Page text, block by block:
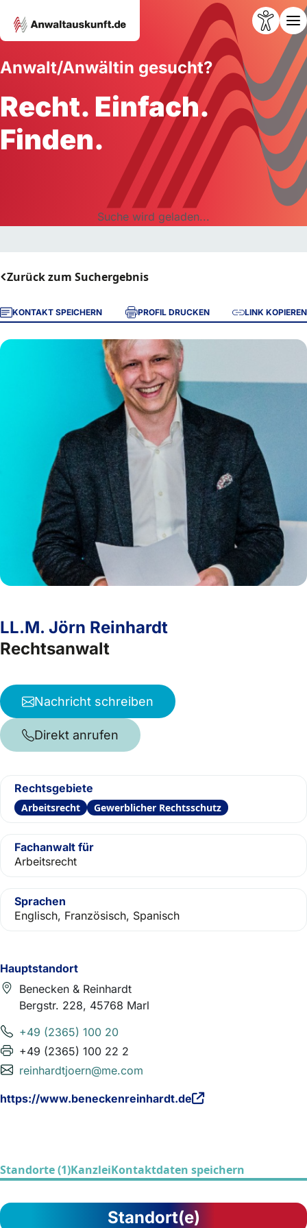
Anwalt/Anwältin gesucht?
Recht. Einfach.
Finden.
Suche wird geladen...
Zurück zum Suchergebnis
KONTAKT SPEICHERN PROFIL DRUCKEN LINK KOPIEREN
Hauptstandort
Benecken & Reinhardt
Bergstr. 228, 45768 Marl
+49 (2365) 100 20
+49 (2365) 100 22 2
reinhardtjoern@me.com
https://www.beneckenreinhardt.de
LL.M. Jörn Reinhardt
Rechtsanwalt
Nachricht schreiben
Direkt anrufen
Rechtsgebiete
Arbeitsrecht Gewerblicher Rechtsschutz
Fachanwalt für
Arbeitsrecht
Sprachen
Englisch, Französisch, Spanisch
Standorte (1)KanzleiKontaktdaten speichern
Standort(e)